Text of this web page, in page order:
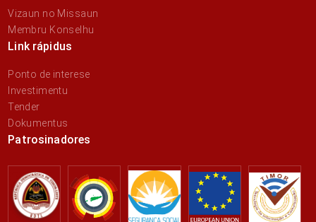
Vizaun no Missaun
Membru Konselhu
Link rápidus
Ponto de interese
Investimentu
Tender
Dokumentus
Patrosinadores